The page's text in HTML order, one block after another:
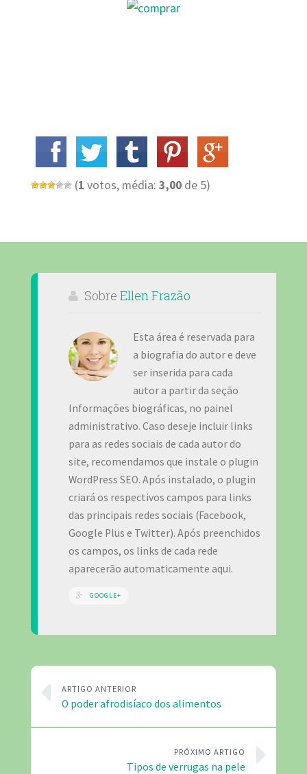
(1 votos, média: 3,00de 5)
Sobre Ellen Frazão
Esta área é reservada para
a biografia do autor e deve
ser inserida para cada
autor a partir da seção
Informações biográficas, no painel
administrativo. Caso deseje incluir links
para as redes sociais de cada autor do
site, recomendamos que instale o plugin
WordPress SEO. Após instalado, o plugin
criará os respectivos campos para links
das principais redes sociais (Facebook,
Google Plus e Twitter). Após preenchidos
os campos, os links de cada rede
aparecerão automaticamente aqui.
GOOGLE+
ARTIGO ANTERIOR
O poder afrodisíaco dos alimentos
PRÓXIMO ARTIGO
Tipos de verrugas na pele